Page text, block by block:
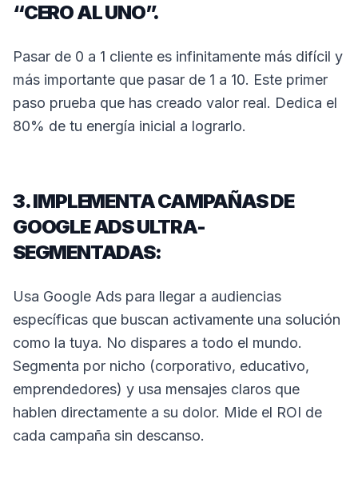
“CERO AL UNO”.
Pasar de 0 a 1 cliente es infinitamente más difícil y
más importante que pasar de 1 a 10. Este primer
paso prueba que has creado valor real. Dedica el
80% de tu energía inicial a lograrlo.
3. IMPLEMENTA CAMPAÑAS DE
GOOGLE ADS ULTRA-
SEGMENTADAS:
Usa Google Ads para llegar a audiencias
específicas que buscan activamente una solución
como la tuya. No dispares a todo el mundo.
Segmenta por nicho (corporativo, educativo,
emprendedores) y usa mensajes claros que
hablen directamente a su dolor. Mide el ROI de
cada campaña sin descanso.